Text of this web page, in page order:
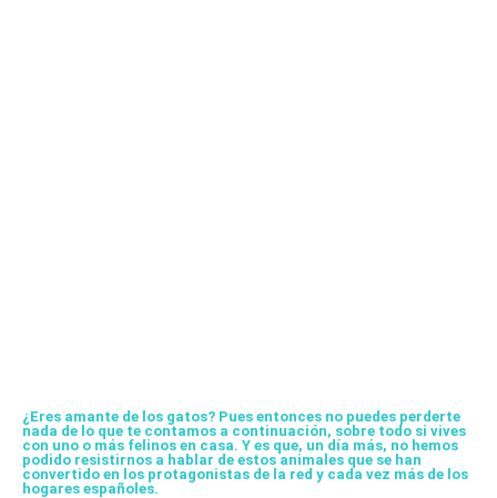
¿Eres amante de los gatos? Pues entonces no puedes perderte
nada de lo que te contamos a continuación, sobre todo si vives
con uno o más felinos en casa. Y es que, un día más, no hemos
podido resistirnos a hablar de estos animales que se han
convertido en los protagonistas de la red y cada vez más de los
hogares españoles.